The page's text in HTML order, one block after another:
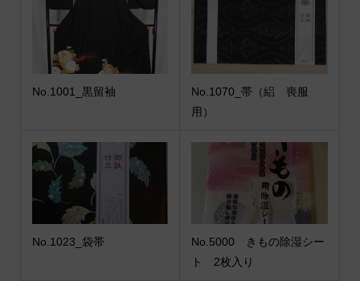
No.1001_黒留袖
No.1070_帯（絽 喪服
用）
No.1023_袋帯
No.5000 きもの除湿シー
ト 2枚入り